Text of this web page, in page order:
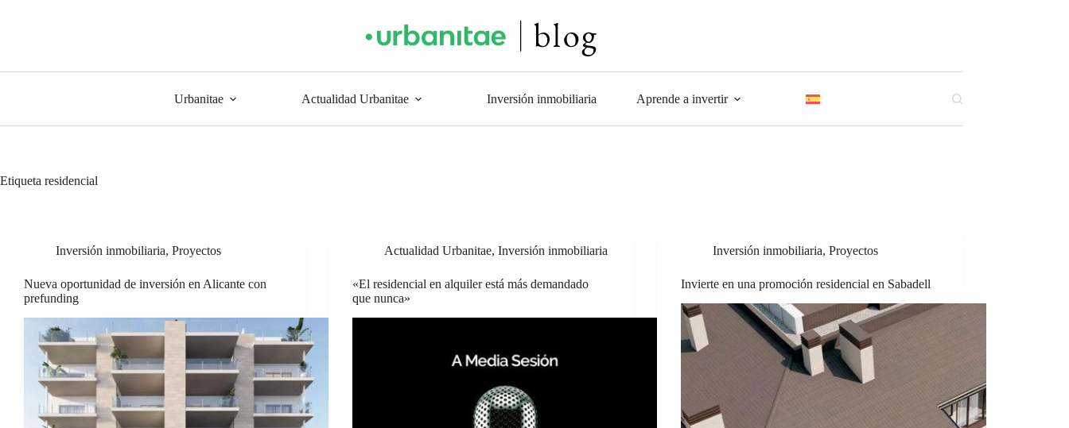
Urbanitae Actualidad Urbanitae Inversión inmobiliaria Aprende a invertir
Etiqueta residencial
Inversión inmobiliaria, Proyectos
Nueva oportunidad de inversión en Alicante con
prefunding
Actualidad Urbanitae,Inversión inmobiliaria
«El residencial en alquiler está más demandado
que nunca»
Inversión inmobiliaria,Proyectos
Invierte en una promoción residencial en Sabadell